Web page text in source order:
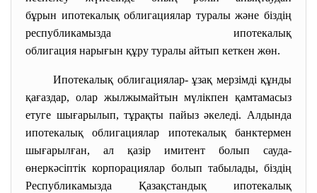
бұрын ипотекалық облигациялар туралы және біздің
республикамызда ипотекалық
облигация нарығын құру туралы айтып кеткен жөн.
Ипотекалық облигациялар- ұзақ мерзімді құнды
қағаздар, олар жылжымайтын мүлікпен қамтамасыз
етуге шығарылып, тұрақты пайыз әкеледі. Алдында
ипотекалық облигациялар ипотекалық банктермен
шығарылған, ал қазір имитент болып сауда-
өнеркәсіптік корпорациялар болып табылады, біздің
Республикамызда Қазақстандық ипотекалық